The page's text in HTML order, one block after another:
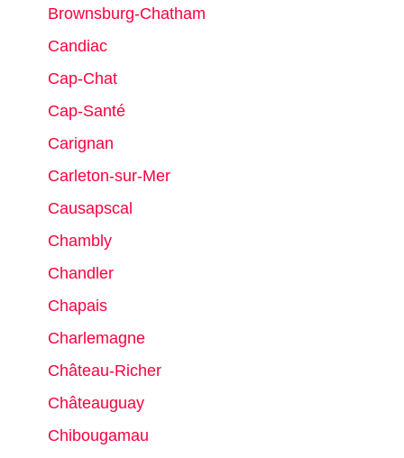
Brownsburg-Chatham
Candiac
Cap-Chat
Cap-Santé
Carignan
Carleton-sur-Mer
Causapscal
Chambly
Chandler
Chapais
Charlemagne
Château-Richer
Châteauguay
Chibougamau